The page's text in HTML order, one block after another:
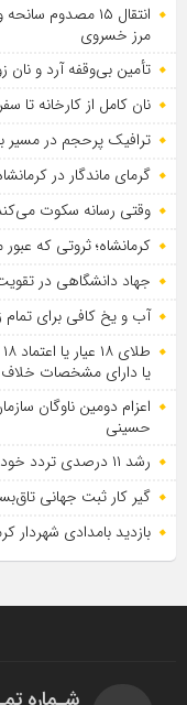
انتقال ۱۵ مصدوم
مرز خسروی
تأمین بی‌وقفه آرد و نان
نان کامل از کارخانه
ترافیک پرحجم در مسیر
گرمای ماندگار در
وقتی رسانه سکوت
کرمانشاه؛ ثروتی که
جهاد دانشگاهی در
آب و یخ کافی برای
یا دارای مشخصات خلاف
اعزام دومین ناوگان
حسینی
رشد ۱۱ درصدی تردد خودروها در جاده‌های مسیر زوار اربعین در کرمانشاه
گیر کار ثبت جهانی
بازدید بامدادی شهردار